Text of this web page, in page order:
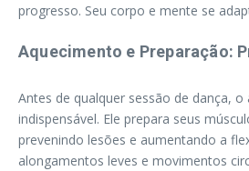
progresso. Seu corpo e mente se
Aquecimento e Preparação:
Antes de qualquer sessão de dança,
indispensável. Ele prepara seus
prevenindo lesões e aumentando a
alongamentos leves e movimentos